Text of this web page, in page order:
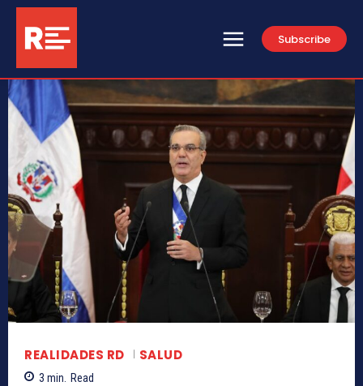
Subscribe
REALIDADES RD SALUD
3 min. Read